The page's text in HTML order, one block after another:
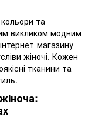
та
викликом модним
магазину
жіночі. Кожен
тканини та